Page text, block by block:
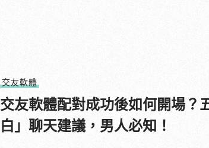
交友軟體
交友軟體配對成功後如何開場？
白」聊天建議，男人必知！